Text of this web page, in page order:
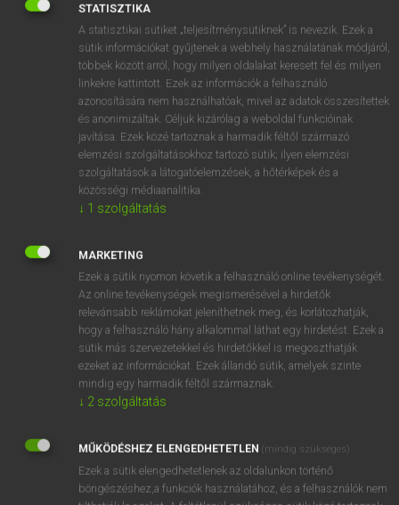
HASZNÁLD JÓL A PRESENT CONTINUOUS
IGEIDŐT!
Az angol nyelv messze földön híres a rengeteg és
bonyolult igeidőiről. Mi tagadás, sokszor még …
ANGOL NYELV NYELVTANULÁS 2021. 11. 21.
SZOTAR.NET APPLIKÁCIÓ
STATISZTIKA
A statisztikai sütiket „teljesítménysütiknek” is nevezik. Ezek a
sütik információkat gyűjtenek a webhely használatának módjáról,
többek között arról, hogy milyen oldalakat keresett fel és milyen
linkekre kattintott. Ezek az információk a felhasználó
azonosítására nem használhatóak, mivel az adatok összesítettek
és anonimizáltak. Céljuk kizárólag a weboldal funkcióinak
javítása. Ezek közé tartoznak a harmadik féltől származó
elemzési szolgáltatásokhoz tartozó sütik; ilyen elemzési
szolgáltatások a látogatóelemzések, a hőtérképek és a
közösségi médiaanalitika.
↓ 1 szolgáltatás
MARKETING
Ezek a sütik nyomon követik a felhasználó online tevékenységét.
Az online tevékenységek megismerésével a hirdetők
relevánsabb reklámokat jeleníthetnek meg, és korlátozhatják,
hogy a felhasználó hány alkalommal láthat egy hirdetést. Ezek a
sütik más szervezetekkel és hirdetőkkel is megoszthatják
ezeket az információkat. Ezek állandó sütik, amelyek szinte
mindig egy harmadik féltől származnak.
↓ 2 szolgáltatás
MŰKÖDÉSHEZ ELENGEDHETETLEN (mindig szükséges)
Ezek a sütik elengedhetetlenek az oldalunkon történő
böngészéshez,a funkciók használatához, és a felhasználók nem